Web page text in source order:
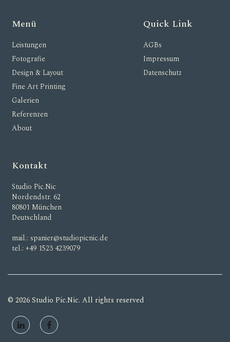
Menü
Leistungen
Fotografie
Design & Layout
Fine Art Printing
Galerien
Referenzen
About
Quick Link
AGBs
Impressum
Datenschutz
Kontakt
Studio Pic.Nic
Nordendstr. 62
80801 München
Deutschland
mail.: spanier@studiopicnic.de
tel.: +49 1523 4239079
© 2026 Studio Pic.Nic. All rights reserved